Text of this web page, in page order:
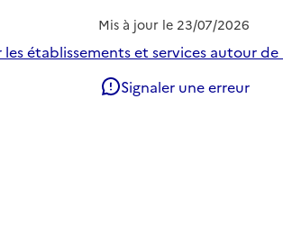
Mis à jour le 23/07/2026
les établissements et services autour de
Signaler une erreur